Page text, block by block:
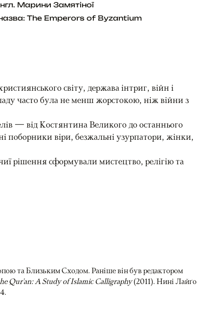
Марини Замятіної
The Emperors of Byzantium
світу, держава інтриг, війн і
часто була не менш жорстокою, ніж війни з
— від Костянтина Великого до останнього
поборники віри, безжальні узурпатори, жінки,
рішення сформували мистецтво, релігію та
та Близьким Сходом. Раніше він був редактором
Qur'an: A Study of Islamic Calligraphy(2011). Нині Лайґо